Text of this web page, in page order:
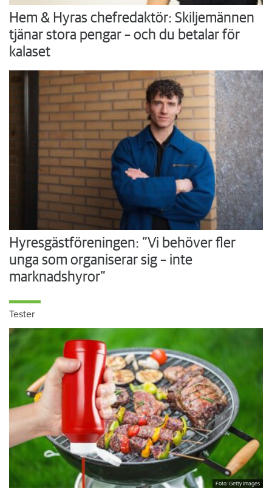
Hem & Hyras chefredaktör: Skiljemännen
tjänar stora pengar – och du betalar för
kalaset
Hyresgästföreningen: ”Vi behöver fler
unga som organiserar sig – inte
marknadshyror”
Tester
Foto: Getty Images